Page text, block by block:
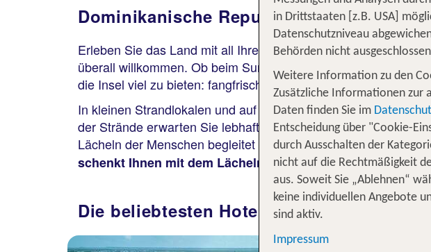
Dominikanische Republik – karibisches
Erleben Sie das Land mit all Ihren Sinnen: Endlose
überall willkommen. Ob beim Surfen, Sonnenbaden oder
die Insel viel zu bieten: fangfrischer Fisch, exotische Früchte
In kleinen Strandlokalen und auf bunten Märkten wird das
der Strände erwarten Sie lebhafte Städte, die Klänge von
Lächeln der Menschen begleitet Sie dabei auf Schritt und Tritt.
schenkt Ihnen mit dem Lächeln ihrer Menschen
Die beliebtesten Hotels auf der
in Drittstaaten [z.B. USA]
Datenschutzniveau
Behörden nicht
Weitere Information zu den
Zusätzliche Informationen zur
Daten finden Sie im
Entscheidung über "Cookie-
durch Ausschalten der
nicht auf die Rechtmäßigkeit
aus. Soweit Sie „Ablehnen“
keine individuellen Angebote
sind aktiv.
Impressum